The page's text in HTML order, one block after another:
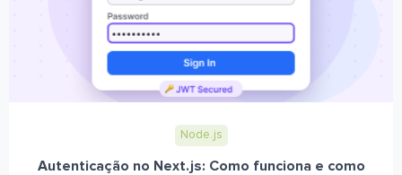
Node.js
Autenticação no Next.js: Como funciona e como